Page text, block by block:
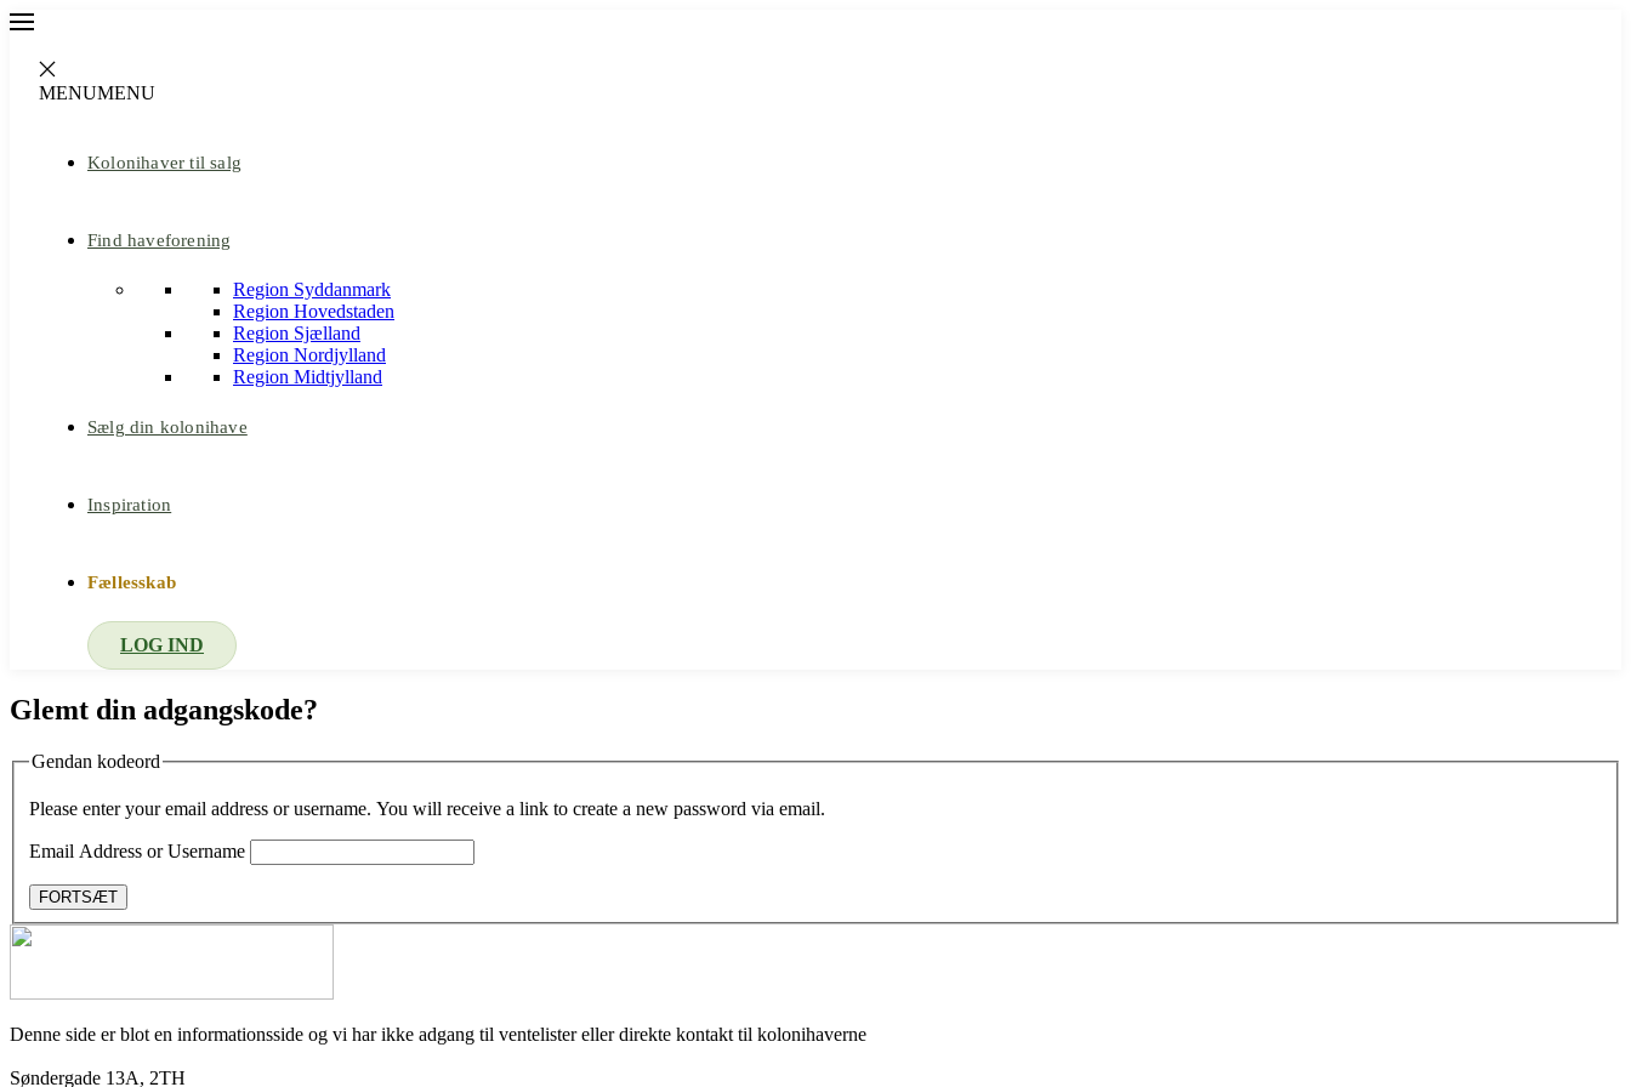
MENUMENU
Kolonihaver til salg
Find haveforening
Region Syddanmark
Region Hovedstaden
Region Sjælland
Region Nordjylland
Region Midtjylland
Sælg din kolonihave
Inspiration
Fællesskab
LOG IND
Glemt din adgangskode?
Gendan kodeord
Please enter your email address or username. You will receive a link to create a new password via email.
Email Address or Username
FORTSÆT
Denne side er blot en informationsside og vi har ikke adgang til ventelister eller direkte kontakt til kolonihaverne
Søndergade 13A, 2TH